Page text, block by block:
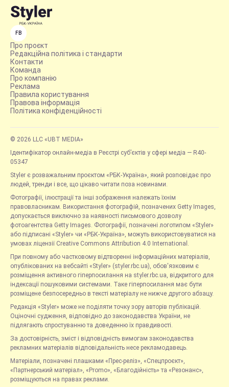
FB
Про проєкт
Редакційна політика і стандарти
Контакти
Команда
Про компанію
Реклама
Правила користування
Правова інформація
Політика конфіденційності
© 2026 LLC «UBT MEDIA»
Ідентифікатор онлайн-медіа в Реєстрі суб’єктів у сфері медіа — R40-
05347
Styler є розважальним проєктом «РБК-Україна», який розповідає про
людей, тренди і все, що цікаво читати поза новинами.
Фотографії, ілюстрації та інші зображення належать їхнім
правовласникам. Використання фотографій, позначених Getty Images,
допускається виключно за наявності письмового дозволу
фотоагентства Getty Images. Фотографії, позначені логотипом «Styler»
або підписані «Styler» чи «РБК-Україна», можуть використовуватися на
умовах ліцензії Creative Commons Attribution 4.0 International.
При повному або частковому відтворенні інформаційних матеріалів,
опублікованих на вебсайті «Styler» (styler.rbc.ua), обов'язковим є
розміщення активного гіперпосилання на styler.rbc.ua, відкритого для
індексації пошуковими системами. Таке гіперпосилання має бути
розміщене безпосередньо в тексті матеріалу не нижче другого абзацу.
Редакція «Styler» може не поділяти точку зору авторів публікацій.
Оціночні судження, відповідно до законодавства України, не
підлягають спростуванню та доведенню їх правдивості.
За достовірність, зміст і відповідність вимогам законодавства
рекламних матеріалів відповідальність несе рекламодавець.
Матеріали, позначені плашками «Прес-реліз», «Спецпроєкт»,
«Партнерський матеріал», «Promo», «Благодійність» та «Резонанс»,
розміщуються на правах реклами.